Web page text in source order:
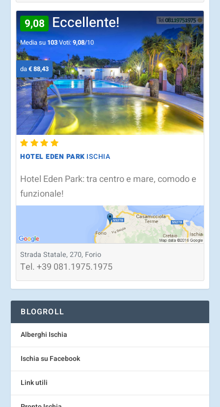
9,08 Eccellente!
Media su 103Voti:9,08/10
da€ 88,43
HOTEL EDEN PARK ISCHIA
Hotel Eden Park: tra centro e mare, comodo e
funzionale!
Strada Statale, 270, Forio
Tel.+39 081.1975.1975
BLOGROLL
Alberghi Ischia
Ischia su Facebook
Link utili